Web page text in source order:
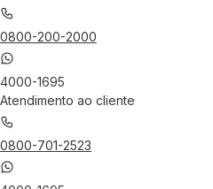
0800-200-2000
4000-1695
Atendimento ao cliente
0800-701-2523